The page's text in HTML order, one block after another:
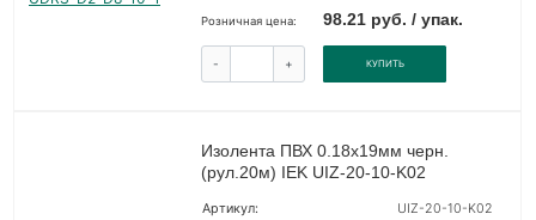
Розничная цена: 98.21 руб. / упак.
- + КУПИТЬ
Изолента ПВХ 0.18х19мм черн.
(рул.20м) IEK UIZ-20-10-K02
Артикул:
UIZ-20-10-K02